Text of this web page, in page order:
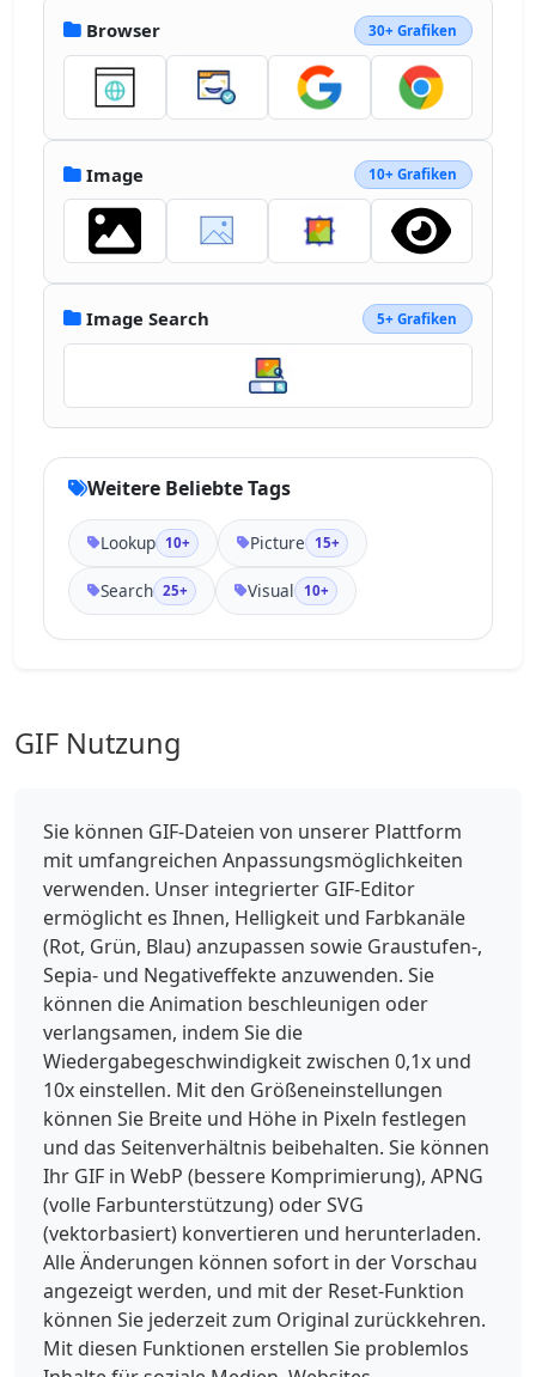
Browser 30+ Grafiken
Image 10+ Grafiken
Image Search 5+ Grafiken
Weitere Beliebte Tags
Lookup 10+ Picture 15+
Search 25+ Visual 10+
GIF Nutzung
Sie können GIF-Dateien von unserer Plattform
mit umfangreichen Anpassungsmöglichkeiten
verwenden. Unser integrierter GIF-Editor
ermöglicht es Ihnen, Helligkeit und Farbkanäle
(Rot, Grün, Blau) anzupassen sowie Graustufen-,
Sepia- und Negativeffekte anzuwenden. Sie
können die Animation beschleunigen oder
verlangsamen, indem Sie die
Wiedergabegeschwindigkeit zwischen 0,1x und
10x einstellen. Mit den Größeneinstellungen
können Sie Breite und Höhe in Pixeln festlegen
und das Seitenverhältnis beibehalten. Sie können
Ihr GIF in WebP (bessere Komprimierung), APNG
(volle Farbunterstützung) oder SVG
(vektorbasiert) konvertieren und herunterladen.
Alle Änderungen können sofort in der Vorschau
angezeigt werden, und mit der Reset-Funktion
können Sie jederzeit zum Original zurückkehren.
Mit diesen Funktionen erstellen Sie problemlos